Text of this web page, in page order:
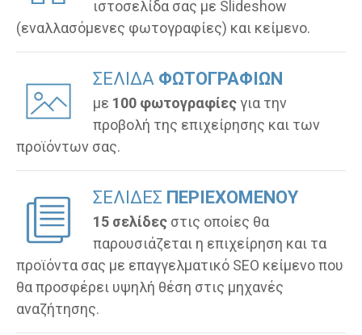
ιστοσελίδα σας με Slideshow
(εναλλασόμενες φωτογραφίες) και κείμενο.
ΣΕΛΙΔΑ ΦΩΤΟΓΡΑΦΙΩΝ
με 100 φωτογραφίεςγια την
προβολή της επιχείρησης και των
προϊόντων σας.
ΣΕΛΙΔEΣ ΠΕΡΙΕΧΟΜΕΝΟΥ
15 σελίδες στις οποίες θα
παρουσιάζεται η επιχείρηση και τα
προϊόντα σας με επαγγελματικό SEO κείμενο που
θα προσφέρει υψηλή θέση στις μηχανές
αναζήτησης.